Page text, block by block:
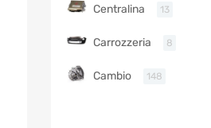
Centralina 13
Carrozzeria 8
Cambio 148